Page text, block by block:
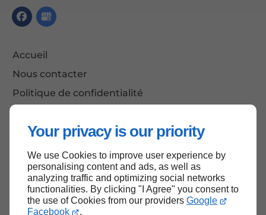
Your privacy is our priority
We use Cookies to improve user experience by
personalising content and ads, as well as
analyzing traffic and optimizing social networks
functionalities. By clicking "I Agree" you consent to
the use of Cookies from our providers Google
Facebook
.
Accueil
Nous contacter
Politique de confidentialité
Haut de page